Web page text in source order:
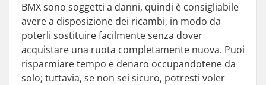
BMX sono soggetti a danni, quindi è consigliabile
avere a disposizione dei ricambi, in modo da
poterli sostituire facilmente senza dover
acquistare una ruota completamente nuova. Puoi
risparmiare tempo e denaro occupandotene da
solo; tuttavia, se non sei sicuro, potresti voler